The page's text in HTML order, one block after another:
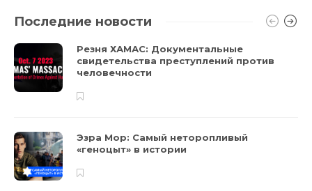
Последние новости
Резня ХАМАС: Документальные
свидетельства преступлений против
человечности
Эзра Мор: Самый неторопливый
«геноцыт» в истории